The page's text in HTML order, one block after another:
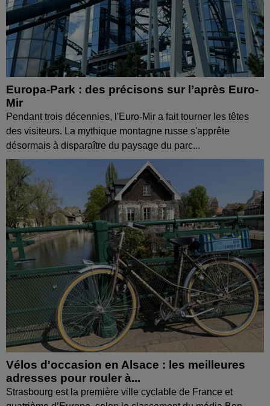
Europa-Park : des précisons sur l’après Euro-
Mir
Pendant trois décennies, l'Euro-Mir a fait tourner les têtes
des visiteurs. La mythique montagne russe s'apprête
désormais à disparaître du paysage du parc...
Vélos d'occasion en Alsace : les meilleures
adresses pour rouler à...
Strasbourg est la première ville cyclable de France et